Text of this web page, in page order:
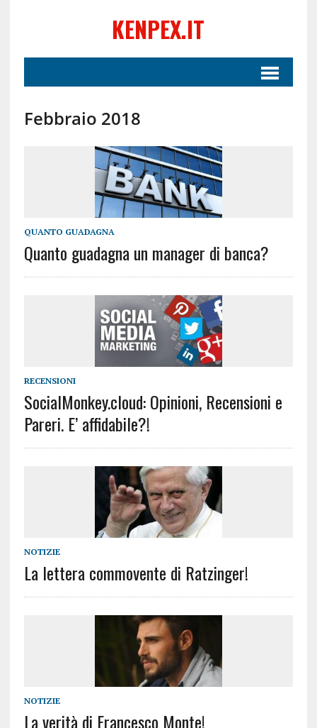
KENPEX.IT
Febbraio 2018
QUANTO GUADAGNA
Quanto guadagna un manager di banca?
RECENSIONI
SocialMonkey.cloud: Opinioni, Recensioni e
Pareri. E’ affidabile?!
NOTIZIE
La lettera commovente di Ratzinger!
NOTIZIE
La verità di Francesco Monte!